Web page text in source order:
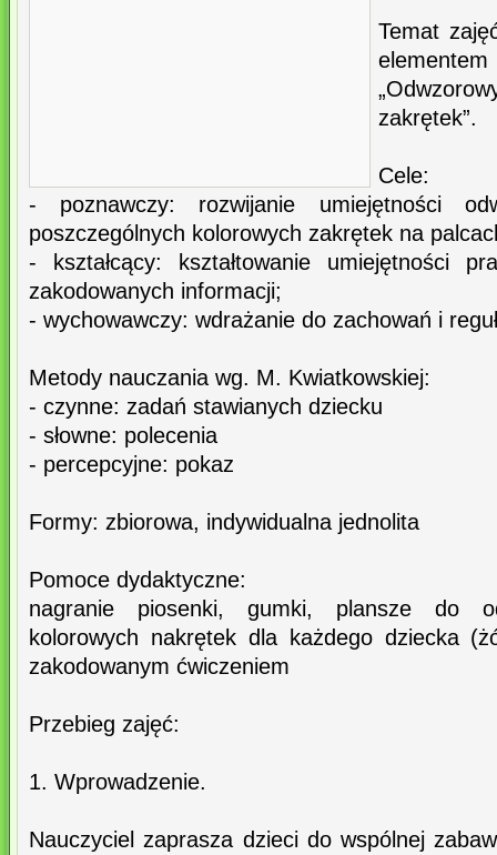
Temat
zakrętek”.
Cele:
- poznawczy: rozwijanie umiejętności
poszczególnych kolorowych zakrętek na
- kształcący: kształtowanie umiejętności
zakodowanych informacji;
- wychowawczy: wdrażanie do zachowań i
Metody nauczania wg. M. Kwiatkowskiej:
- czynne: zadań stawianych dziecku
- słowne: polecenia
- percepcyjne: pokaz
Formy: zbiorowa, indywidualna jednolita
Pomoce dydaktyczne:
nagranie piosenki, gumki, plansze do
kolorowych nakrętek dla każdego dziecka
zakodowanym ćwiczeniem
Przebieg zajęć:
1. Wprowadzenie.
Nauczyciel zaprasza dzieci do wspólnej